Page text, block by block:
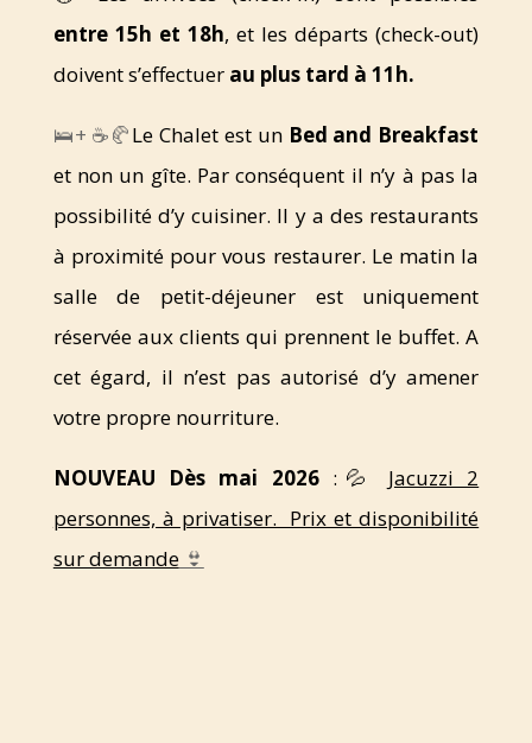
entre 15h et 18h, et les départs (check-out)
doivent s’effectuer au plus tard à 11h.
🛌+ ☕🥐Le Chalet est un Bed and Breakfast
et non un gîte. Par conséquent il n’y à pas la
possibilité d’y cuisiner. Il y a des restaurants
à proximité pour vous restaurer. Le matin la
salle de petit-déjeuner est uniquement
réservée aux clients qui prennent le buffet. A
cet égard, il n’est pas autorisé d’y amener
votre propre nourriture.
NOUVEAU Dès mai 2026:💦 Jacuzzi 2
personnes, à privatiser. Prix et disponibilité
sur demande👙